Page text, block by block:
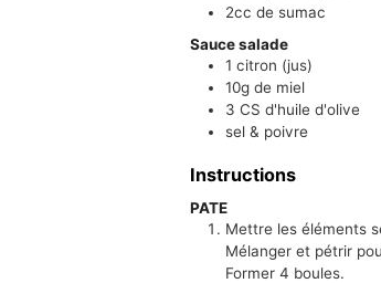
2cc de sumac
Sauce salade
1 citron (jus)
10g de miel
3 CS d'huile d'olive
sel & poivre
Instructions
PATE
Mettre les éléments
Mélanger et pétrir
Former 4 boules.